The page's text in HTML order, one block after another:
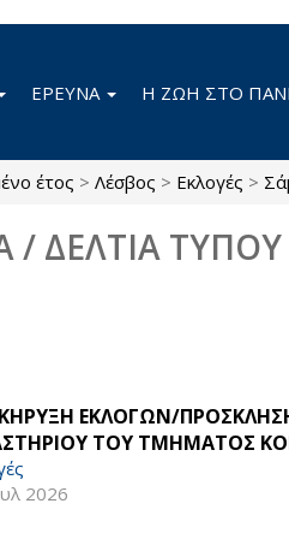
ΕΡΕΥΝΑ Η ΖΩΗ ΣΤΟ
έτος > Λέσβος > Εκλογές >
/ ΔΕΛΤΙΑ
ΕΚΛΟΓΩΝ/
ΤΟΥ ΤΜΗΜΑΤΟΣ
2026